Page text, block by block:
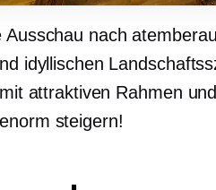
Ausschau nach
idyllischen
attraktiven Rahmen
steigern!